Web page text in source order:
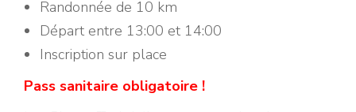
Randonnée de 10 km
Départ entre 13:00 et 14:00
Inscription sur place
Pass sanitaire obligatoire !